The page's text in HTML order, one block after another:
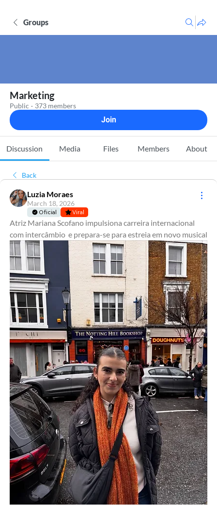
Groups
Marketing
Public · 373 members
Join
Discussion Media Files Members About
Back
Luzia Moraes
March 18, 2026
Oficial Viral
Atriz Mariana Scofano impulsiona carreira internacional
com intercâmbio  e prepara-se para estreia em novo musical